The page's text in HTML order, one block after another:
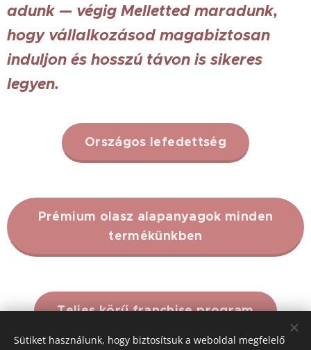
adunk — végig Melletted maradunk,
hogy vállalkozásod magabiztosan
induljon és hosszú távon is sikeres
legyen.
Országos lefedettség
Prémium olasz alapanyagok minden
termékünkben
Teljes körű franchise program
Sütiket használunk, hogy biztosítsuk a weboldal megfelelő